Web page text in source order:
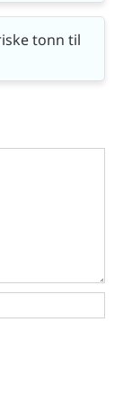
tonn til